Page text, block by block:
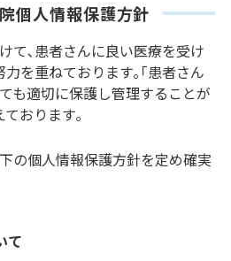
個人情報保護方針
て､患者さんに良い医療を受け
を重ねております｡｢患者さん
も適切に保護し管理することが
おります｡
の個人情報保護方針を定め確実
て